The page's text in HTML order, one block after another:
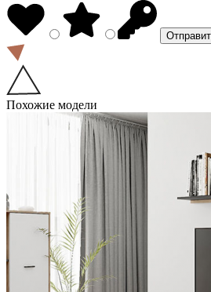
Похожие модели